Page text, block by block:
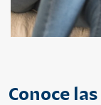
Conoce las